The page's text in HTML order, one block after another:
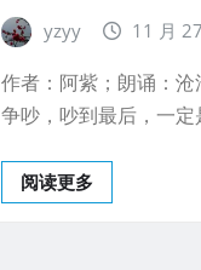
yzyy 11 月
作者：阿紫；朗诵：
争吵，吵到最后，一
阅读更多